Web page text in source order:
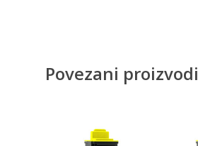
Povezani proizvodi